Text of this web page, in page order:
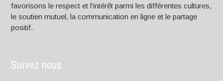
favorisons le respect et l'intérêt parmi les différentes cultures,
le soutien mutuel, la communication en ligne et le partage
positif.
Suivez nous